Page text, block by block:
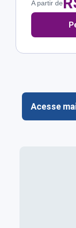
A partir de
Acesse